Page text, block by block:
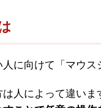
に向けて「マウス
人によって違い